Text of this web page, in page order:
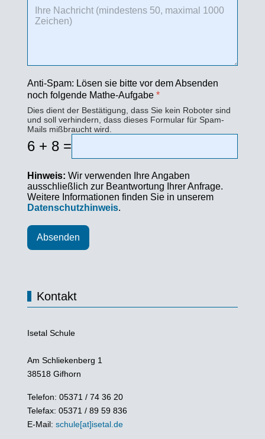
Anti-Spam: Lösen sie bitte vor dem Absenden
noch folgende Mathe-Aufgabe*
Dies dient der Bestätigung, dass Sie kein Roboter sind
und soll verhindern, dass dieses Formular für Spam-
Mails mißbraucht wird.
6 + 8 =
Hinweis: Wir verwenden Ihre Angaben
ausschließlich zur Beantwortung Ihrer Anfrage.
Weitere Informationen finden Sie in unserem
Datenschutzhinweis.
Absenden
Kontakt
Isetal Schule
Am Schliekenberg 1
38518 Gifhorn
Telefon: 05371 / 74 36 20
Telefax: 05371 / 89 59 836
E-Mail:schule[at]isetal.de